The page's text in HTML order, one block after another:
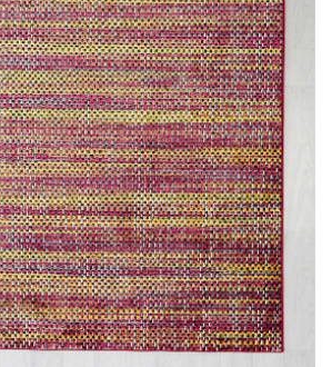
ÖTLETEK
FALBURKOLAT